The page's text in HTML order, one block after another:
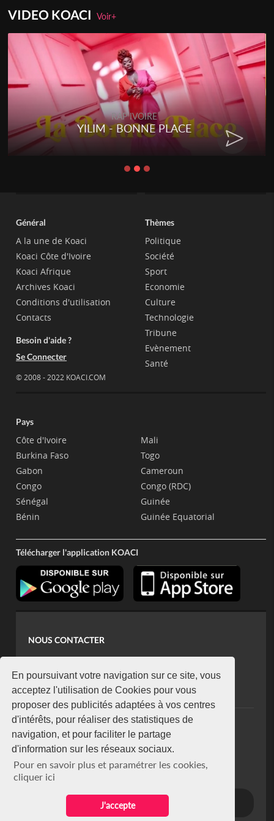
En poursuivant votre navigation sur ce site, vous
acceptez l'utilisation de Cookies pour vous
proposer des publicités adaptées à vos centres
d'intérêts, pour réaliser des statistiques de
navigation, et pour faciliter le partage
d'information sur les réseaux sociaux.
Pour en savoir plus et paramétrer les cookies,
cliquer ici
J'accepte
VIDEO KOACIVoir+
RAP IVOIRE
YILIM - BONNE PLACE
Général
A la une de Koaci
Koaci Côte d'Ivoire
Koaci Afrique
Archives Koaci
Conditions d'utilisation
Contacts
Besoin d'aide ?
Se Connecter
© 2008 - 2022 KOACI.COM
Thèmes
Politique
Société
Sport
Economie
Culture
Technologie
Tribune
Evènement
Santé
Pays
Côte d'Ivoire
Burkina Faso
Gabon
Congo
Sénégal
Bénin
Mali
Togo
Cameroun
Congo (RDC)
Guinée
Guinée Equatorial
Télécharger l'application KOACI
NOUS CONTACTER
koaci@yahoo.fr
+225 07 08 85 52 93
NEWSLETTER
Restez connecté via notre newsletter
S'abonner
Se désabonner